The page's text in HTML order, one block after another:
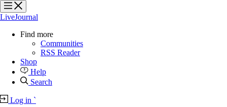
?
?
?
?
LiveJournal
Find more
Communities
RSS Reader
Shop
Help
Search
Log in `